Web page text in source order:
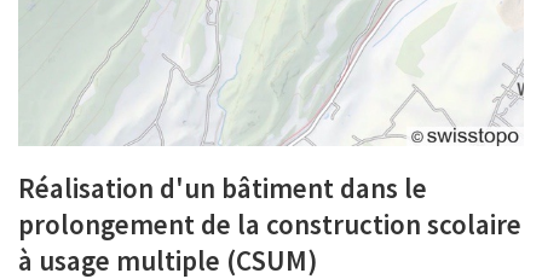
Réalisation d'un bâtiment dans le
prolongement de la construction scolaire
à usage multiple (CSUM)